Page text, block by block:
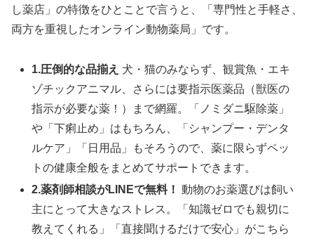
し薬店」の特徴をひとことで言うと、「専門性と手軽さ、
両方を重視したオンライン動物薬局」です。
1.圧倒的な品揃え 犬・猫のみならず、観賞魚・エキ
ゾチックアニマル、さらには要指示医薬品（獣医の
指示が必要な薬！）まで網羅。「ノミダニ駆除薬」
や「下痢止め」はもちろん、「シャンプー・デンタ
ルケア」「日用品」もそろうので、薬に限らずペッ
トの健康全般をまとめてサポートできます。
2.薬剤師相談がLINEで無料！ 動物のお薬選びは飼い
主にとって大きなストレス。「知識ゼロでも親切に
教えてくれる」「直接聞けるだけで安心」がこちら